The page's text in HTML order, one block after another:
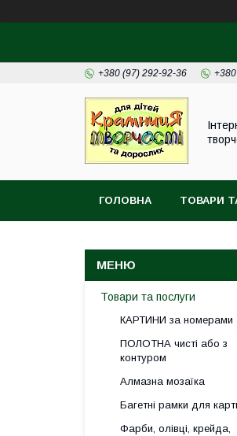
+380 (97) 292-92-36
ГОЛОВНА ТОВАРИ
Товари та послуги
КАРТИНИ за номерами
ПОЛОТНА чисті або з
контуром
Алмазна мозаїка
Багетні рамки для
Фарби, олівці, крейда,